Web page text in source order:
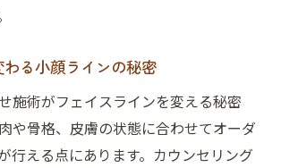
る小顔ラインの秘密
施術がフェイスラインを変える秘密
や骨格、皮膚の状態に合わせてオーダ
行える点にあります。カウンセリング